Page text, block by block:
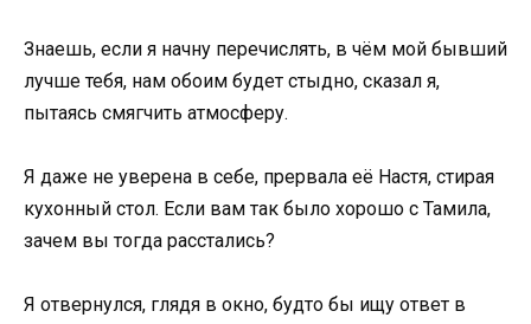
Знаешь, если я начну перечислять, в чём мой бывший
лучше тебя, нам обоим будет стыдно, сказал я,
пытаясь смягчить атмосферу.
Я даже не уверена в себе, прервала её Настя, стирая
кухонный стол. Если вам так было хорошо с Тамила,
зачем вы тогда расстались?
Я отвернулся, глядя в окно, будто бы ищу ответ в